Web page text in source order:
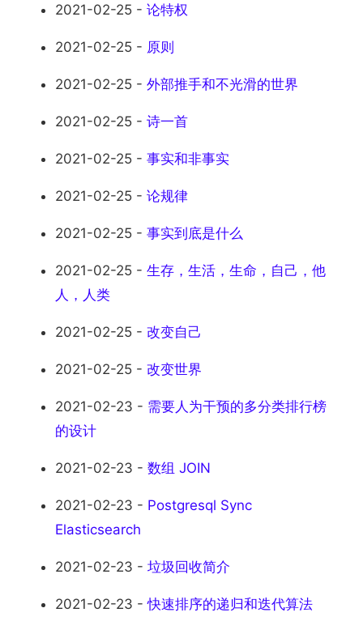
2021-02-25 - 论特权
2021-02-25 - 原则
2021-02-25 - 外部推手和不光滑的世界
2021-02-25 - 诗一首
2021-02-25 - 事实和非事实
2021-02-25 - 论规律
2021-02-25 - 事实到底是什么
2021-02-25 - 生存，生活，生命，自己，他
人，人类
2021-02-25 - 改变自己
2021-02-25 - 改变世界
2021-02-23 - 需要人为干预的多分类排行榜
的设计
2021-02-23 - 数组 JOIN
2021-02-23 - Postgresql Sync
Elasticsearch
2021-02-23 - 垃圾回收简介
2021-02-23 -快速排序的递归和迭代算法